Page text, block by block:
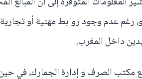
15 مليون يورو، رغم عدم وجود روابط مهنية أو
داخل المغرب.
الصرف و إدارة الجمارك، في